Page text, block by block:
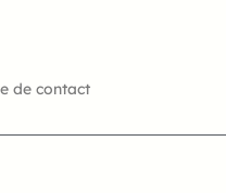
de contact